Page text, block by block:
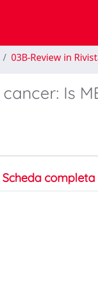
03B-Review in
Is
Scheda completa